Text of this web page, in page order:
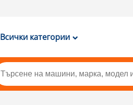
Всички категории